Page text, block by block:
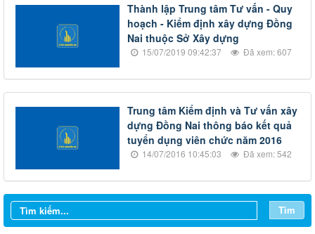
Thành lập Trung tâm Tư vấn - Quy
hoạch - Kiểm định xây dựng Đồng
Nai thuộc Sở Xây dựng
15/07/2019 09:42:37 Đã xem: 607
Trung tâm Kiểm định và Tư vấn xây
dựng Đồng Nai thông báo kết quả
tuyển dụng viên chức năm 2016
14/07/2016 10:45:03 Đã xem: 542
Tìm
LỊCH CÔNG TÁC CỦA LÃNH ĐẠO SỞ XÂY DỰNG (Từ ngày
03/8 đến ngày 08/8/2026)
THÔNG BÁO LỊCH CÔNG TÁC CỦA LÃNH ĐẠO SỞ XÂY
THÔNG BÁO LỊCH CÔNG TÁC CỦA LÃNH ĐẠO SỞ XÂY
DỰNG (Từ ngày 20/7 đến ngày 25/7/2026)